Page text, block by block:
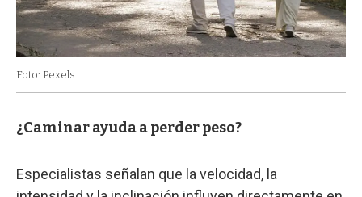
Foto: Pexels.
¿Caminar ayuda a perder peso?
Especialistas señalan que la velocidad, la